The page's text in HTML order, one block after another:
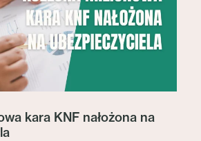
kara KNF nałożona na